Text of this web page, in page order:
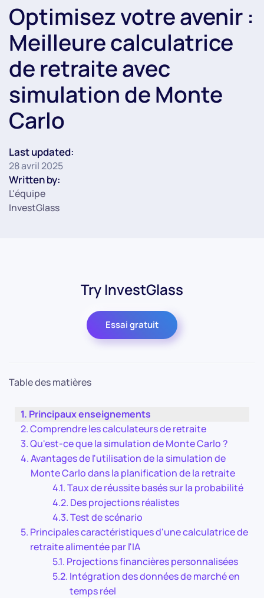
Optimisez votre avenir :
Meilleure calculatrice
de retraite avec
simulation de Monte
Carlo
Last updated:
28 avril 2025
Written by:
L'équipe
InvestGlass
Try InvestGlass
Essai gratuit
Table des matières
Principaux enseignements
Comprendre les calculateurs de retraite
Qu'est-ce que la simulation de Monte Carlo ?
Avantages de l'utilisation de la simulation de
Monte Carlo dans la planification de la retraite
Taux de réussite basés sur la probabilité
Des projections réalistes
Test de scénario
Principales caractéristiques d'une calculatrice de
retraite alimentée par l'IA
Projections financières personnalisées
Intégration des données de marché en
temps réel